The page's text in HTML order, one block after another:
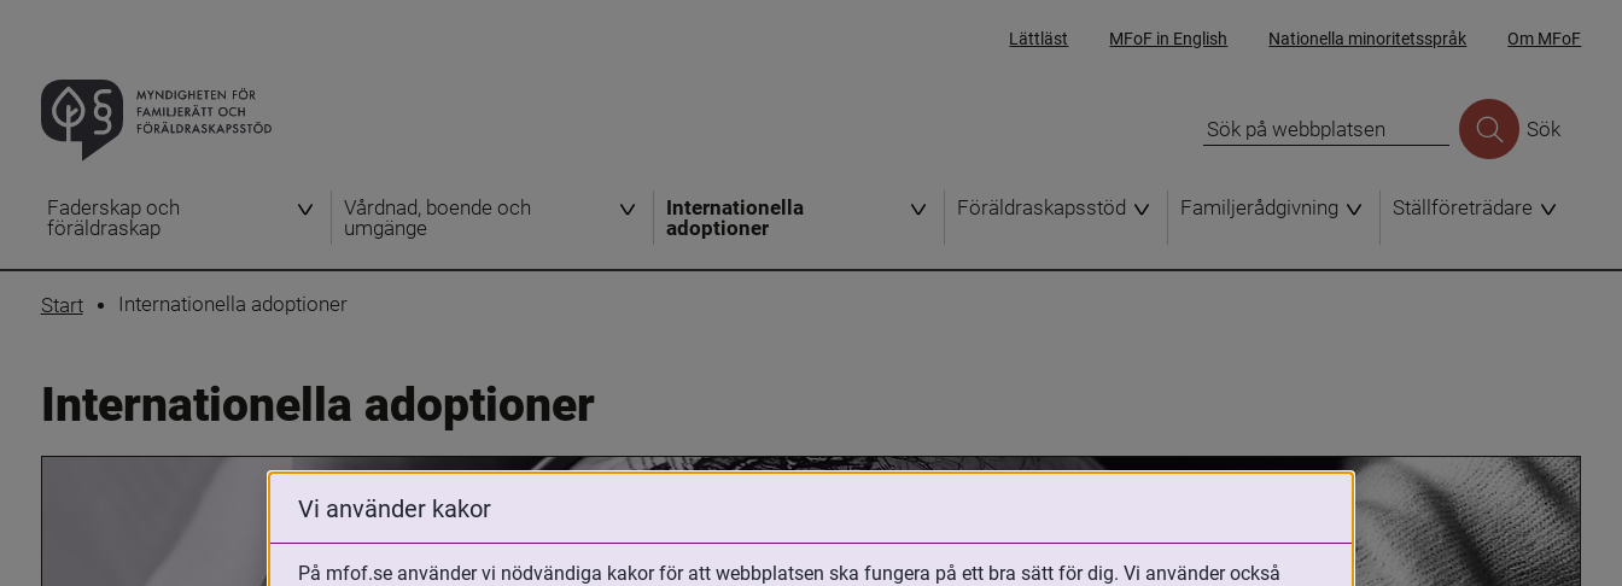
Lättläst MFoF in English Nationella minoritetsspråk Om MFoF
Sök
Faderskap och
föräldraskap
Vårdnad, boende och
umgänge
Internationella
adoptioner
Föräldraskapsstöd Familjerådgivning Ställföreträdare
Start Internationella adoptioner
Internationella adoptioner
Vi använder kakor
På mfof.se använder vi nödvändiga kakor för att webbplatsen ska fungera på ett bra sätt för dig. Vi använder också